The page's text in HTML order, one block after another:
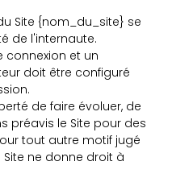
Site {nom_du_site} se
de l'internaute.
connexion et un
doit être configuré
de faire évoluer, de
préavis le Site pour des
tout autre motif jugé
Site ne donne droit à